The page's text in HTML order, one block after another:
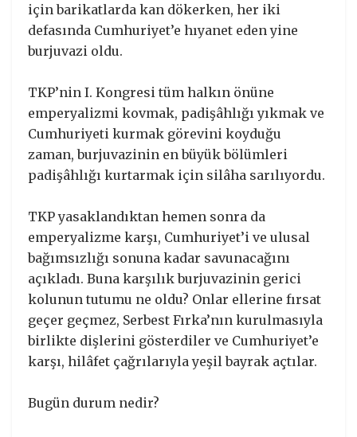
için barikatlarda kan dökerken, her iki
defasında Cumhuriyet’e hıyanet eden yine
burjuvazi oldu.
TKP’nin I. Kongresi tüm halkın önüne
emperyalizmi kovmak, padişâhlığı yıkmak ve
Cumhuriyeti kurmak görevini koyduğu
zaman, burjuvazinin en büyük bölümleri
padişâhlığı kurtarmak için silâha sarılıyordu.
TKP yasaklandıktan hemen sonra da
emperyalizme karşı, Cumhuriyet’i ve ulusal
bağımsızlığı sonuna kadar savunacağını
açıkladı. Buna karşılık burjuvazinin gerici
kolunun tutumu ne oldu? Onlar ellerine fırsat
geçer geçmez, Serbest Fırka’nın kurulmasıyla
birlikte dişlerini gösterdiler ve Cumhuriyet’e
karşı, hilâfet çağrılarıyla yeşil bayrak açtılar.
Bugün durum nedir?